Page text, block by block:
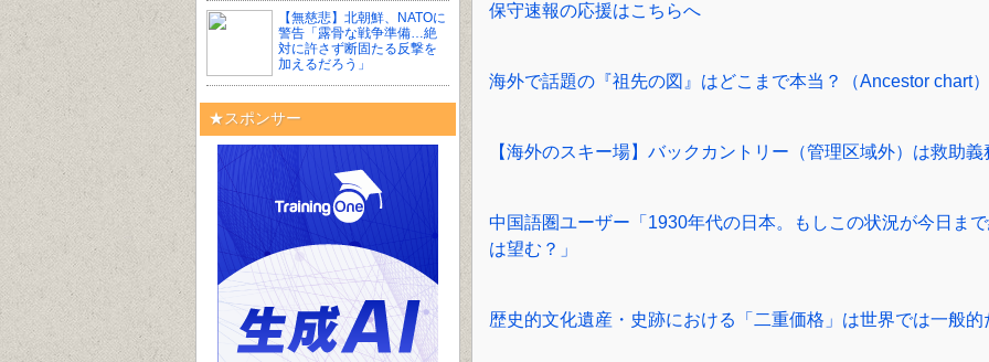
【無慈悲】北朝鮮、NATOに
警告「露骨な戦争準備…絶
対に許さず断固たる反撃を
加えるだろう」
★スポンサー
保守速報の応援はこちらへ
海外で話題の『祖先の図』はどこまで本当？（Ancestor chart）
【海外のスキー場】バックカントリー（管理区域外）は救助
中国語圏ユーザー「1930年代の日本。もしこの状況が今日ま
は望む？」
歴史的文化遺産・史跡における「二重価格」は世界では一般的